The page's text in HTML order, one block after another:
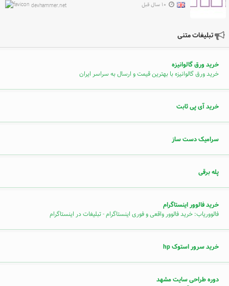
devhammer.net ۱۰ سال قبل
تبلیغات متنی
خرید ورق گالوانیزه
خرید ورق گالوانیزه با بهترین قیمت و ارسال به سراسر ایران
خرید آی پی ثابت
سرامیک دست ساز
پله برقی
خرید فالوور اینستاگرام
فالووریاب: خرید فالوور واقعی و فوری اینستاگرام - تبلیغات در اینستاگرام
خرید سرور استوک hp
دوره طراحی سایت مشهد